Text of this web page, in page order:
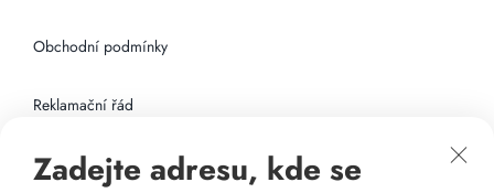
Obchodní podmínky
Reklamační řád
Připojení k internetu
Zadejte adresu, kde se